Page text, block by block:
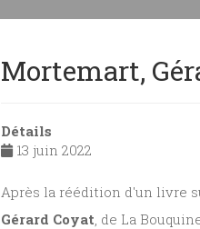
Mortemart,
Détails
13 juin 2022
Après la réédition d'un livre
Gérard Coyat, de La